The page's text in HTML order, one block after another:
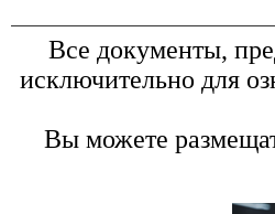
Все документы,
исключительно для
Вы можете